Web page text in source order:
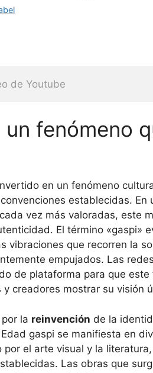
de Youtube
un fenómeno
en un fenómeno
establecidas.
vez más valoradas, este
El término «gaspi»
vibraciones que recorren la
empujados. Las
de plataforma para que
creadores mostrar su visión
la reinvención de la
gaspi se manifiesta en
por el arte visual y la
Las obras que